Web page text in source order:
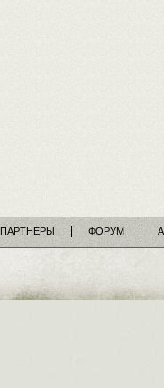
ПАРТНЕРЫ ФОРУМ